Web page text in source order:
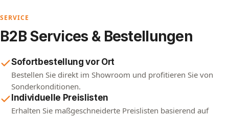
SERVICE
B2B Services & Bestellungen
Sofortbestellung vor Ort
Bestellen Sie direkt im Showroom und profitieren Sie von
Sonderkonditionen.
Individuelle Preislisten
Erhalten Sie maßgeschneiderte Preislisten basierend auf